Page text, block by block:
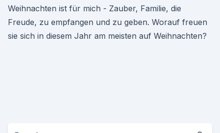
Weihnachten ist für mich - Zauber, Familie, die
Freude, zu empfangen und zu geben. Worauf freuen
sie sich in diesem Jahr am meisten auf Weihnachten?